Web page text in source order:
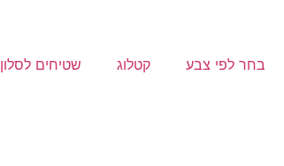
בחר לפי צבע קטלוג שטיחים לסלון